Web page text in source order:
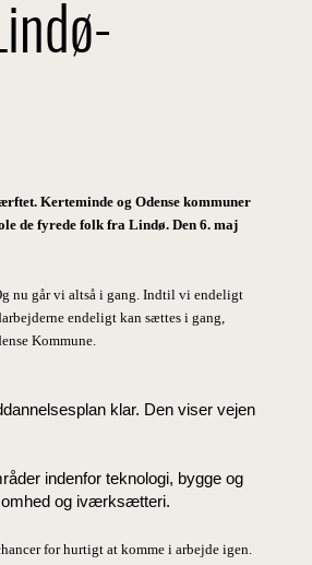
Kerteminde og Odense kommuner
de fyrede folk fra Lindø. Den 6. maj
nu går vi altså i gang. Indtil vi endeligt
endeligt kan sættes i gang,
Kommune.
klar. Den viser vejen
indenfor teknologi, bygge og
og iværksætteri.
for hurtigt at komme i arbejde igen.